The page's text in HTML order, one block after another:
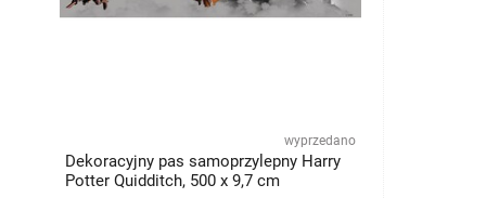
wyprzedano
Dekoracyjny pas samoprzylepny Harry
Potter Quidditch, 500 x 9,7 cm